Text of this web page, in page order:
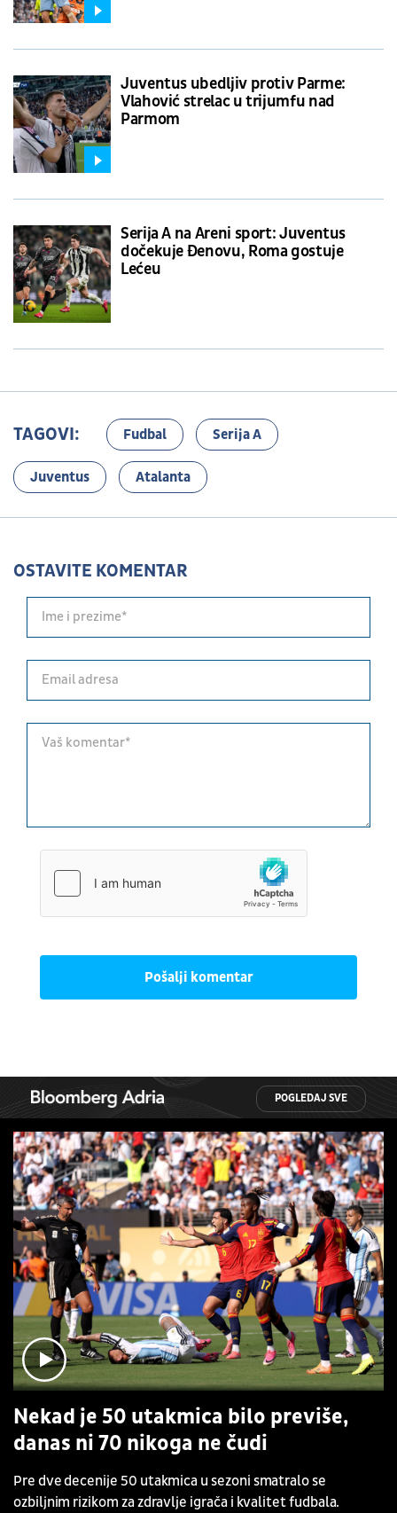
Juventus ubedljiv protiv Parme:
Vlahović strelac u trijumfu nad
Parmom
Serija A na Areni sport: Juventus
dočekuje Đenovu, Roma gostuje
Lećeu
TAGOVI: Fudbal Serija A
Juventus Atalanta
OSTAVITE KOMENTAR
Pošalji komentar
POGLEDAJ SVE
Nekad je 50 utakmica bilo previše,
danas ni 70 nikoga ne čudi
Pre dve decenije 50 utakmica u sezoni smatralo se
ozbiljnim rizikom za zdravlje igrača i kvalitet fudbala.